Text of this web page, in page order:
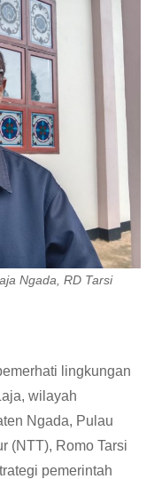
Ngada, RD Tarsi
lingkungan
wilayah
Ngada, Pulau
(NTT), Romo Tarsi
pemerintah